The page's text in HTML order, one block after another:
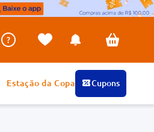
Estação da Copa Cupons